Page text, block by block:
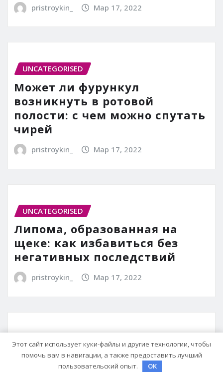
pristroykin_ Мар 17, 2022
UNCATEGORISED
Может ли фурункул
возникнуть в ротовой
полости: с чем можно спутать
чирей
pristroykin_ Мар 17, 2022
UNCATEGORISED
Липома, образованная на
щеке: как избавиться без
негативных последствий
pristroykin_ Мар 17, 2022
Папилайт от папиллом и
бородавок: инструкция,
Этот сайт использует куки-файлы и другие технологии, чтобы
помочь вам в навигации, а также предоставить лучший
пользовательский опыт.
OK